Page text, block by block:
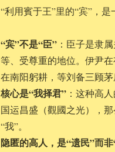
“利用賓于王”里的“宾”，是
“宾”不是“臣”：臣子是隶
等、受尊重的地位。伊尹
在南阳躬耕，等刘备三顾茅
核心是“我择君”：这种高
国运昌盛（觀國之光），
“我”。
隐匿的高人，是“遗民”而